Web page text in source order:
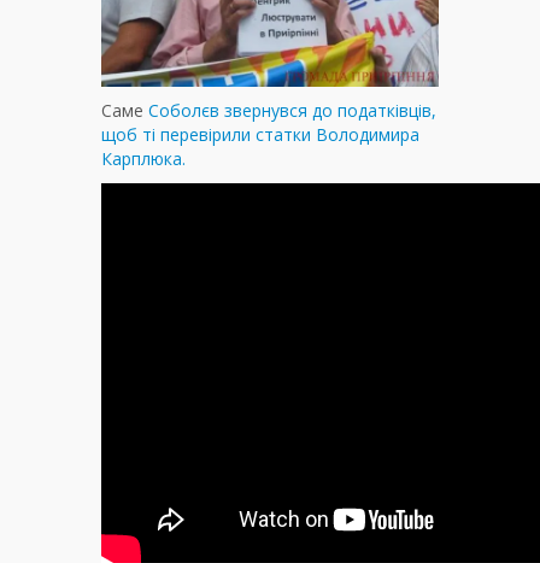
Саме Соболєв звернувся до податківців,
щоб ті перевірили статки Володимира
Карплюка.